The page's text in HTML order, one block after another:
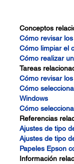
Conceptos
Cómo revisar
Cómo limpiar el
Cómo realizar
Tareas
Cómo revisar
Cómo
Windows
Cómo
Referencias
Ajustes de tipo
Ajustes de tipo
Papeles Epson
Información